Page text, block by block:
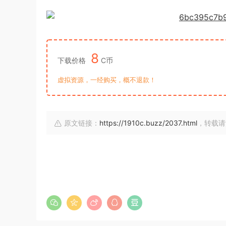
下载价格 8 C币
虚拟资源，一经购买，概不退款！
原文链接： https://1910c.buzz/2037.html ，转载